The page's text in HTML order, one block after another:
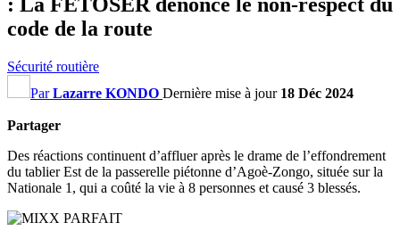
code de la route
Sécurité routière
ParLazarre KONDO Dernière mise à jour 18 Déc 2024
Partager
Des réactions continuent d’affluer après le drame de l’effondrement
du tablier Est de la passerelle piétonne d’Agoè-Zongo, située sur la
Nationale 1, qui a coûté la vie à 8 personnes et causé 3 blessés.